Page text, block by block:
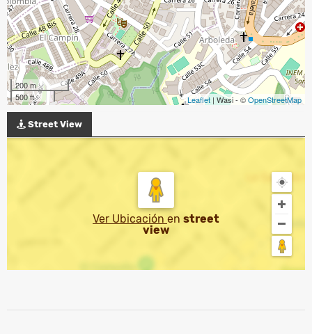
200 m
500 ft
Leaflet | Wasi - ©OpenStreetMap
Street View
Ver Ubicación en street
view